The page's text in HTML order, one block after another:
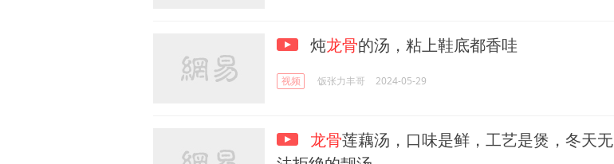
炖龙骨的汤，粘上鞋底都香哇
视频 饭张力丰哥 2024-05-29
龙骨莲藕汤，口味是鲜，工艺是煲，冬天无